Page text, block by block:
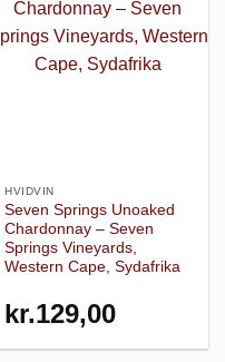
HVIDVIN
Seven Springs Unoaked
Chardonnay – Seven
Springs Vineyards,
Western Cape, Sydafrika
kr.129,00